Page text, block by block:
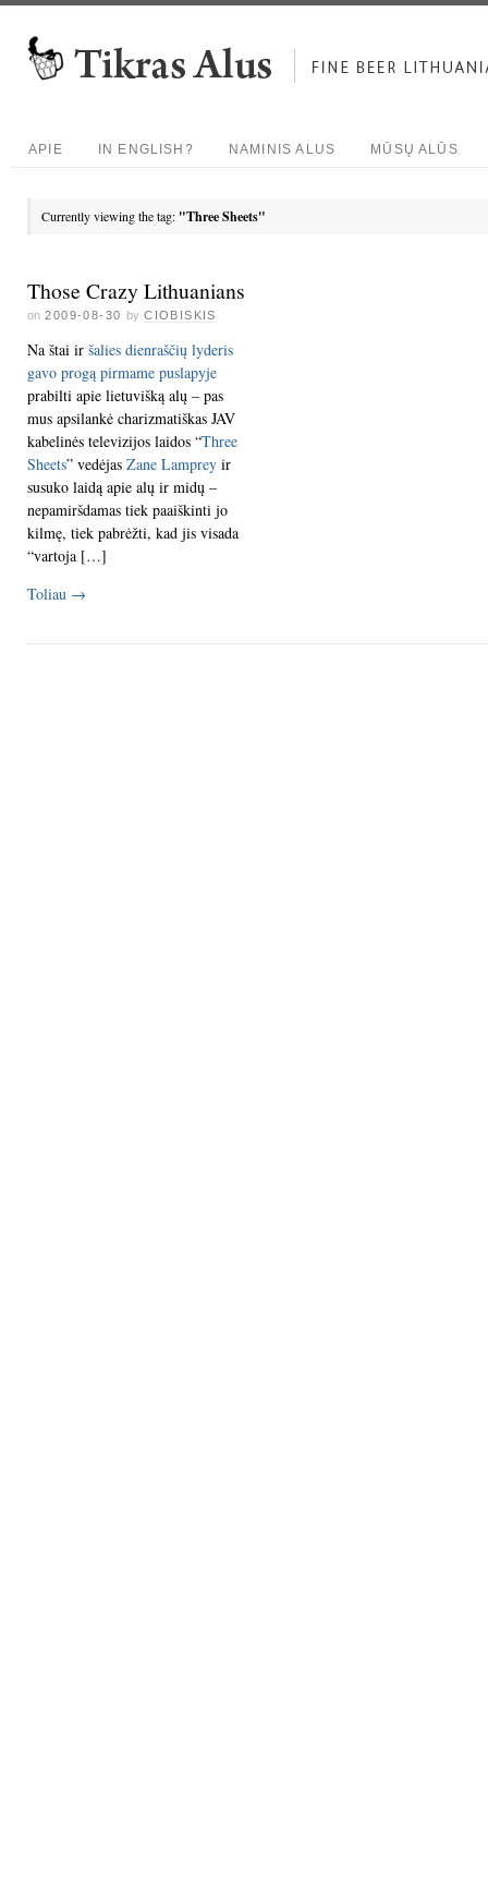
APIE IN ENGLISH? NAMINIS ALUS MŪSŲ ALŪS
Currently viewing the tag: "Three Sheets"
Those Crazy Lithuanians
on 2009-08-30 by CIOBISKIS
Na štai ir šalies dienraščių lyderis
gavo progą pirmame puslapyje
prabilti apie lietuvišką alų – pas
mus apsilankė charizmatiškas JAV
kabelinės televizijos laidos “Three
Sheets” vedėjas Zane Lamprey ir
susuko laidą apie alų ir midų –
nepamiršdamas tiek paaiškinti jo
kilmę, tiek pabrėžti, kad jis visada
“vartoja […]
Toliau →